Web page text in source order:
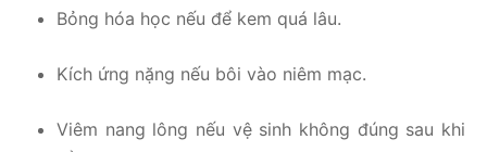
Bỏng hóa học nếu để kem quá lâu.
Kích ứng nặng nếu bôi vào niêm mạc.
Viêm nang lông nếu vệ sinh không đúng sau khi